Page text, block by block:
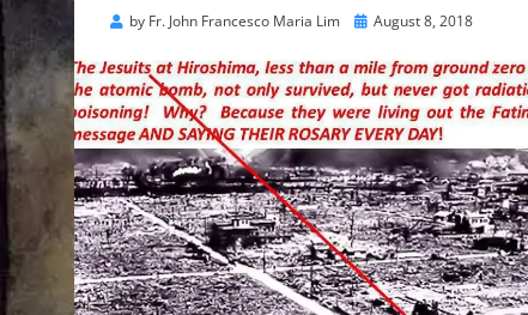
by Fr. John Francesco Maria Lim
Posted
August 8, 2018